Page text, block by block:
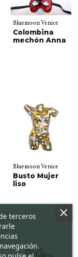
Bluemoon Venice
Colombina
mechón Anna
Bluemoon Venice
Busto Mujer
liso
terceros